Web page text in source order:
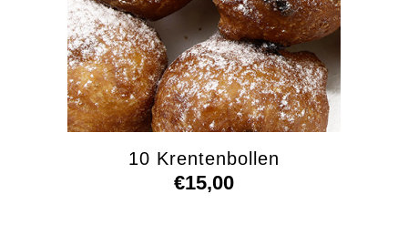
10 Krentenbollen
€15,00